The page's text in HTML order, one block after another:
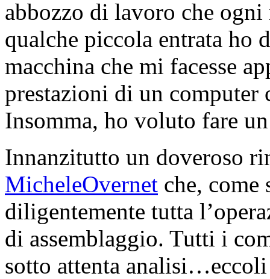
abbozzo di lavoro che ogni
qualche piccola entrata ho
macchina che mi facesse
prestazioni di un
Insomma, ho voluto fare
Innanzitutto un doveroso
MicheleOvernet che, come
diligentemente tutta
di assemblaggio. Tutti i
sotto attenta